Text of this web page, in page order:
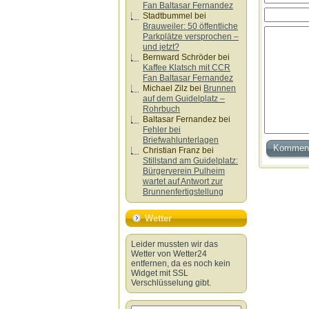
Fan Baltasar Fernandez
Stadtbummel bei
Brauweiler: 50 öffentliche
Parkplätze versprochen –
und jetzt?
Bernward Schröder bei
Kaffee Klatsch mit CCR
Fan Baltasar Fernandez
Michael Zilz bei Brunnen
auf dem Guidelplatz –
Rohrbuch
Baltasar Fernandez bei
Fehler bei
Briefwahlunterlagen
Christian Franz bei
Stillstand am Guidelplatz:
Bürgerverein Pulheim
wartet auf Antwort zur
Brunnenfertigstellung
Wetter
Leider mussten wir das
Wetter von Wetter24
entfernen, da es noch kein
Widget mit SSL
Verschlüsselung gibt.